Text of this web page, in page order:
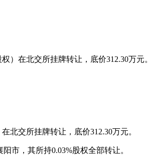
）在北交所挂牌转让，底价312.30万元。
交所挂牌转让，底价312.30万元。
，其所持0.03%股权全部转让。